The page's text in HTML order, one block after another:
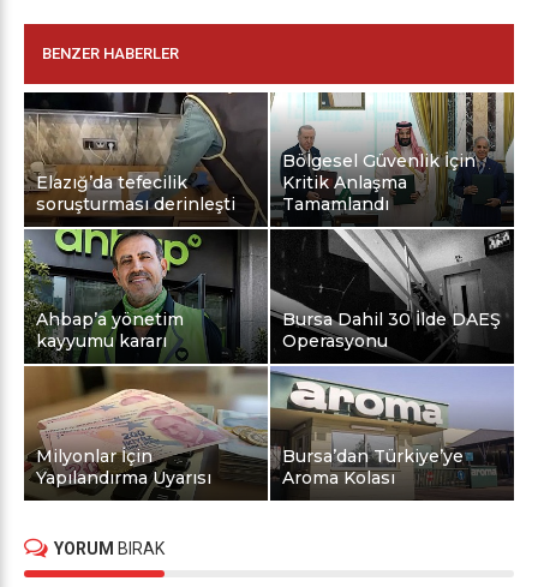
BENZER HABERLER
Elazığ’da tefecilik
soruşturması derinleşti
Bölgesel Güvenlik İçin
Kritik Anlaşma
Tamamlandı
Ahbap’a yönetim
kayyumu kararı
Bursa Dahil 30 İlde DAEŞ
Operasyonu
Milyonlar İçin
Yapılandırma Uyarısı
Bursa’dan Türkiye’ye
Aroma Kolası
YORUM BIRAK